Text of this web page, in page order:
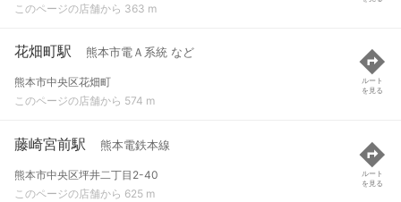
このページの店舗から 363 m
花畑町駅 熊本市電Ａ系統 など
熊本市中央区花畑町
このページの店舗から 574 m
ルート
を見る
藤崎宮前駅 熊本電鉄本線
熊本市中央区坪井二丁目2-40
このページの店舗から 625 m
ルート
を見る